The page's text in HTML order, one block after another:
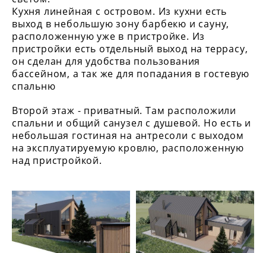
Кухня линейная с островом. Из кухни есть
выход в небольшую зону барбекю и сауну,
расположенную уже в пристройке. Из
пристройки есть отдельный выход на террасу,
он сделан для удобства пользования
бассейном, а так же для попадания в гостевую
спальню
Второй этаж - приватный. Там расположили
спальни и общий санузел с душевой. Но есть и
небольшая гостиная на антресоли с выходом
на эксплуатируемую кровлю, расположенную
над пристройкой.